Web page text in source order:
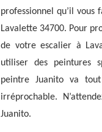
professionnel qu’il vous
Lavalette 34700. Pour
de votre escalier à
utiliser des peintures
peintre Juanito va
irréprochable.
Juanito.